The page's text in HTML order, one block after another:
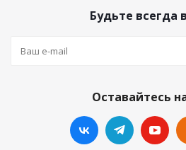
Будьте всегда
Оставайтесь